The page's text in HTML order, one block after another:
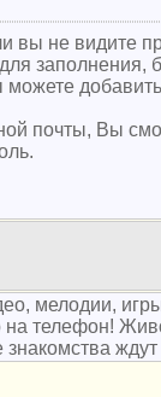
вы не видите
заполнения,
почты, Вы
мелодии,
на телефон!